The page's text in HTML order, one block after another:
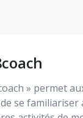
» permet
se familiariser